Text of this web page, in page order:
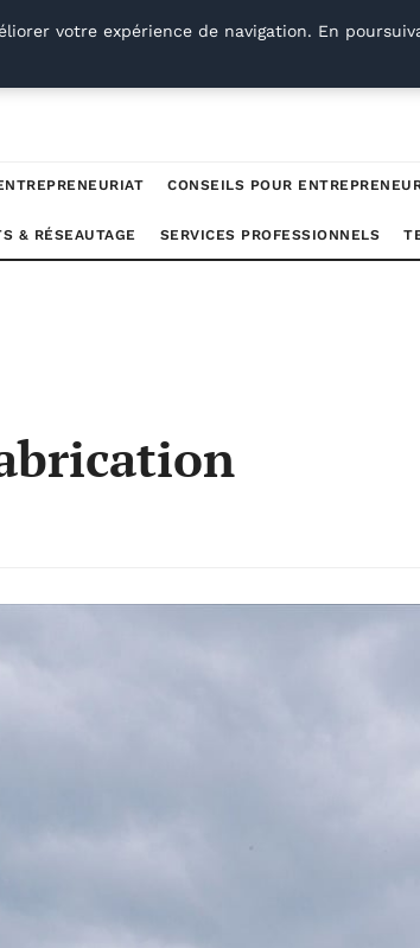
CONSEILS POUR
& RÉSEAUTAGE SERVICES PROFESSIONNELS
votre expérience de navigation. En